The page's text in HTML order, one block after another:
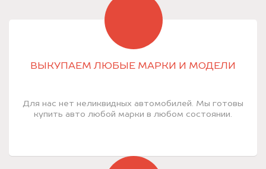
ВЫКУПАЕМ ЛЮБЫЕ МАРКИ И МОДЕЛИ
Для нас нет неликвидных автомобилей. Мы готовы
купить авто любой марки в любом состоянии.